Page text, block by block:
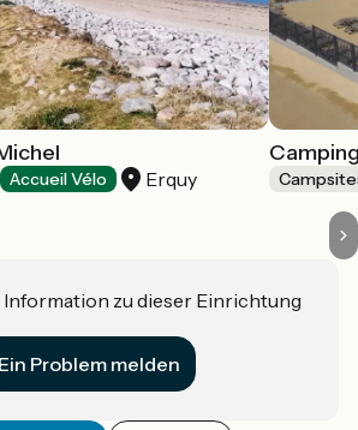
Accueil Vélo Erquy
Information zu dieser Einrichtung
Ein Problem melden